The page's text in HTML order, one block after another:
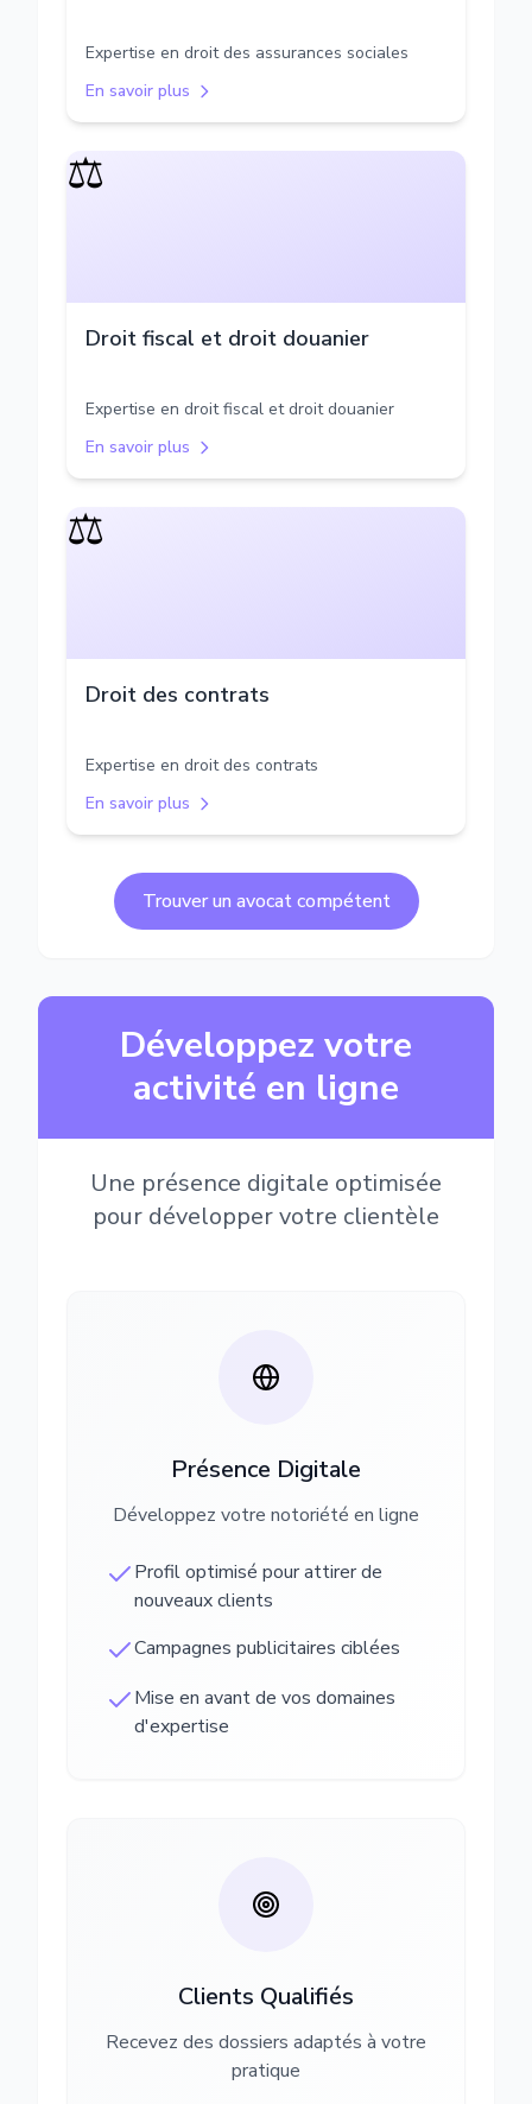
Expertise en droit des assurances sociales
En savoir plus
⚖️
Droit fiscal et droit douanier
Expertise en droit fiscal et droit douanier
En savoir plus
⚖️
Droit des contrats
Expertise en droit des contrats
En savoir plus
Trouver un avocat compétent
Développez votre
activité en ligne
Une présence digitale optimisée
pour développer votre clientèle
Présence Digitale
Développez votre notoriété en ligne
Profil optimisé pour attirer de
nouveaux clients
Campagnes publicitaires ciblées
Mise en avant de vos domaines
d'expertise
Clients Qualifiés
Recevez des dossiers adaptés à votre
pratique